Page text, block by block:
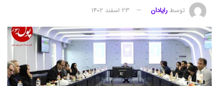
توسطرایادان 23 اسفند 1402